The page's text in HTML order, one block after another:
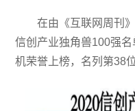
在由《互联网周刊
信创产业独角兽100强
机荣誉上榜，名列第38